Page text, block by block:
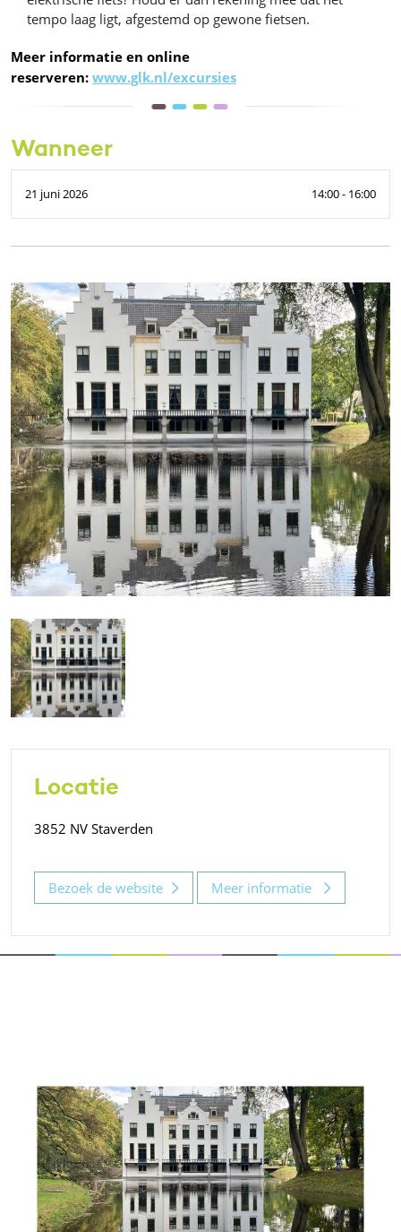
tempo laag ligt, afgestemd op gewone fietsen.
Meer informatie en online
reserveren: www.glk.nl/excursies
Wanneer
21 juni 2026 14:00 - 16:00
Locatie
3852 NV Staverden
Bezoek de website Meer informatie